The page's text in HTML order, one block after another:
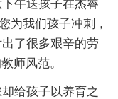
午送孩子在杰睿
为我们孩子冲刺，
了很多艰辛的劳
师风范。
给孩子以养育之